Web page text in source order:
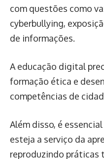
com questões como
cyberbullying,
de informações.
A educação digital
formação ética e
competências de
Além disso, é
esteja a serviço da
reproduzindo práticas